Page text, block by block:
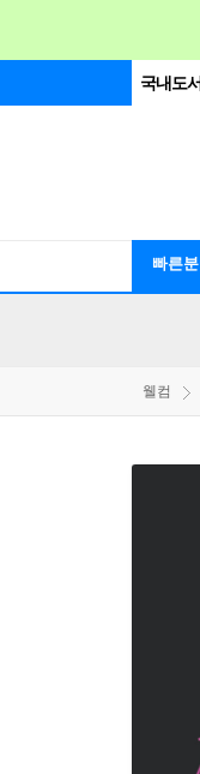
국내도서
빠른분
웰컴